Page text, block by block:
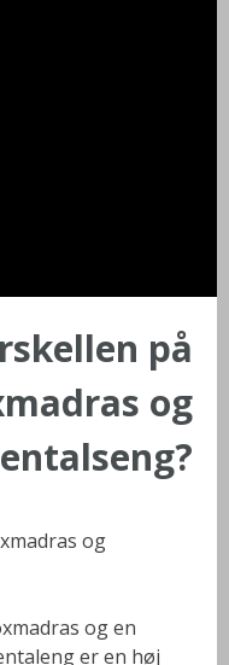
på
og
og
og en
er en høj